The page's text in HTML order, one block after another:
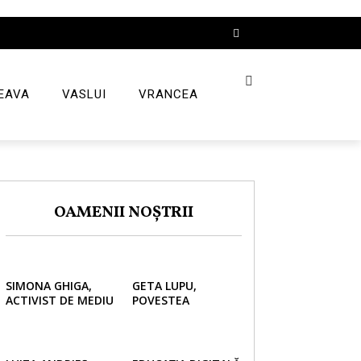
VASLUI VRANCEA
OAMENII NOȘTRII
SIMONA GHIGA,
ACTIVIST DE MEDIU
GETA LUPU,
POVESTEA